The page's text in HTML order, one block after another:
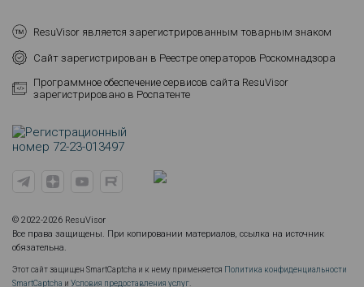
ResuVisor является зарегистрированным товарным знаком
Сайт зарегистрирован в Реестре операторов Роскомнадзора
Программное обеспечение сервисов сайта ResuVisor
зарегистрировано в Роспатенте
© 2022-2026 ResuVisor
Все права защищены. При копировании материалов, ссылка на источник
обязательна.
Этот сайт защищен SmartCaptcha и к нему применяется Политика конфиденциальности
SmartCaptcha и Условия предоставления услуг